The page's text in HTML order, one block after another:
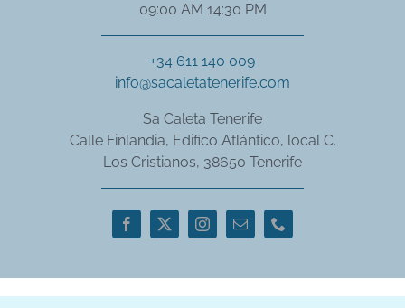
09:00 AM 14:30 PM
+34 611 140 009
info@sacaletatenerife.com
Sa Caleta Tenerife
Calle Finlandia, Edifico Atlántico, local C.
Los Cristianos, 38650 Tenerife